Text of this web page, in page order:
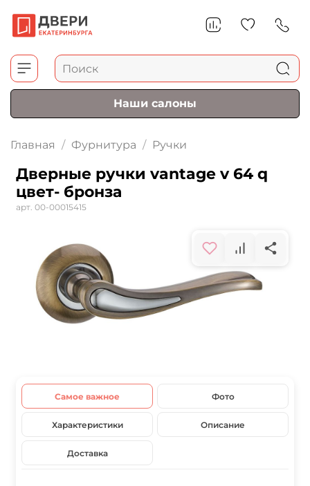
Наши салоны
Главная Фурнитура Ручки
Дверные ручки vantage v 64 q
цвет- бронза
арт. 00-00015415
Самое важное Фото
Характеристики Описание
Доставка